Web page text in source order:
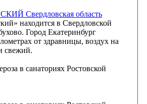
Свердловская область
находится в Свердловской
Город Екатеринбург
от здравницы, воздух на
свежий.